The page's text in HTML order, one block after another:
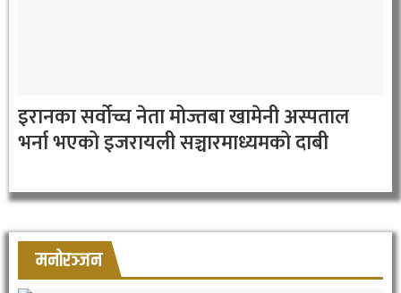
इरानका सर्वोच्च नेता मोज्तबा खामेनी अस्पताल
भर्ना भएको इजरायली सञ्चारमाध्यमको दाबी
मनोरञ्जन